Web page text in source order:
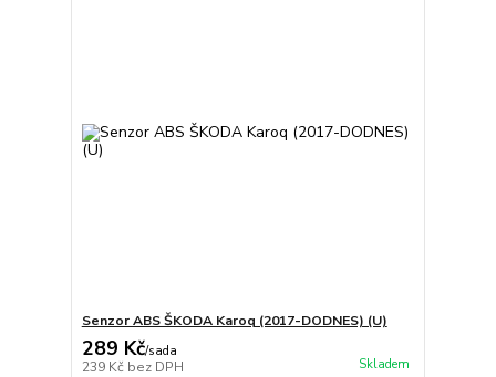
Senzor ABS ŠKODA Karoq (2017-DODNES) (U)
289 Kč/sada
239 Kč bez DPH Skladem